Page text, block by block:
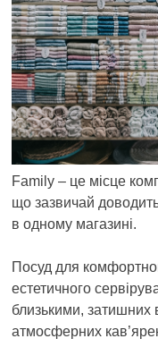
Family – це місце
що зазвичай
в одному магазині.
Посуд для
естетичного
близькими, затишних
атмосферних